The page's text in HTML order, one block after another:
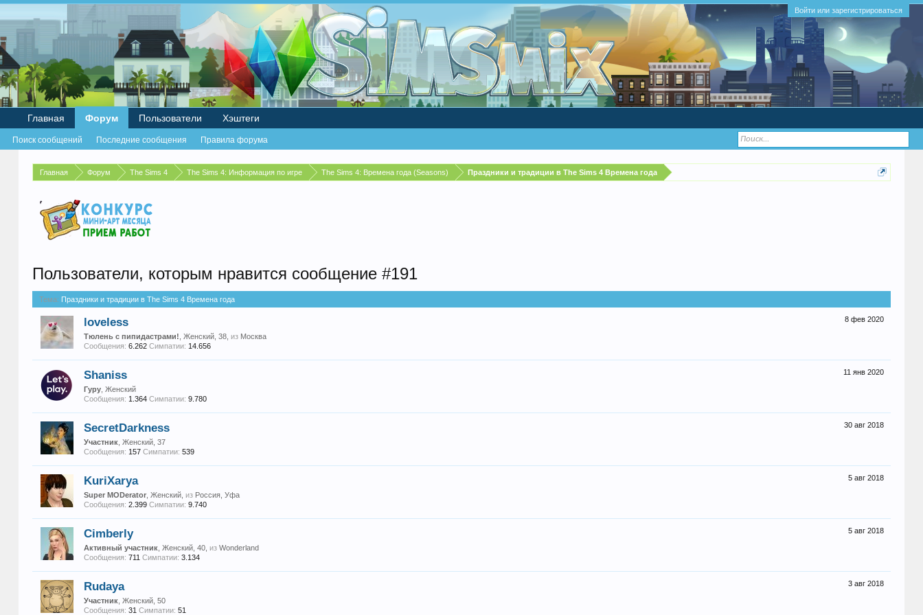
Войти или зарегистрироваться
Главная Форум The Sims 4 The Sims 4: Информация по игре The Sims 4: Времена года (Seasons) Праздники и традиции в The Sims 4 Времена года
Пользователи, которым нравится сообщение #191
Тема: Праздники и традиции в The Sims 4 Времена года
8 фев 2020
loveless
Тюлень с пипидастрами! , Женский, 38, из Москва
Сообщения: 6.262 Симпатии: 14.656
11 янв 2020
Shaniss
Гуру, Женский
Сообщения: 1.364 Симпатии: 9.780
30 авг 2018
SecretDarkness
Участник, Женский, 37
Сообщения: 157 Симпатии: 539
5 авг 2018
KuriXarya
Super MODerator, Женский, из Россия, Уфа
Сообщения: 2.399 Симпатии: 9.740
5 авг 2018
Cimberly
Активный участник, Женский, 40, из Wonderland
Сообщения: 711 Симпатии: 3.134
3 авг 2018
Rudaya
Участник, Женский, 50
Сообщения: 31 Симпатии: 51
Главная Форум
Поиск сообщений Последние сообщения Правила форума
Пользователи Хэштеги